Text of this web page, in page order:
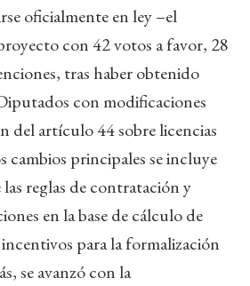
oficialmente en ley –el
con 42 votos a favor, 28
tras haber obtenido
con modificaciones
del artículo 44 sobre licencias
cambios principales se incluye
reglas de contratación y
en la base de cálculo de
para la formalización
se avanzó con la